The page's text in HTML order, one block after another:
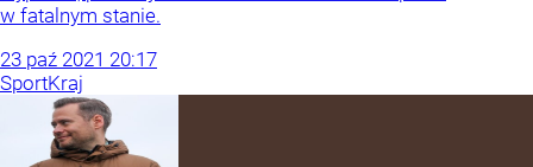
w fatalnym stanie.
23 paź 2021 20:17
SportKraj